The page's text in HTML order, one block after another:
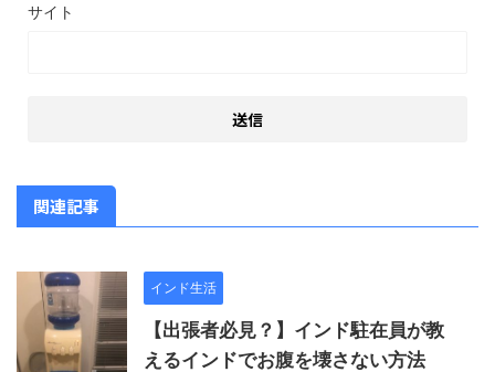
サイト
関連記事
インド生活
【出張者必見？】インド駐在員が教
えるインドでお腹を壊さない方法